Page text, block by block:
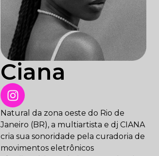
a pandemia, lançou dois filmes, um
comissionado pela KuirPoetry e
outro pela SexualHealers, ambas da
Alemanha. Em 2024, lançará o filme
“Escorpiônikas – Contramanifesto”,
em parceria com a Universidade York,
do Canadá.
Ciana
Natural da zona oeste do Rio de
Janeiro (BR), a multiartista e dj CIANA
cria sua sonoridade pela curadoria de
movimentos eletrônicos